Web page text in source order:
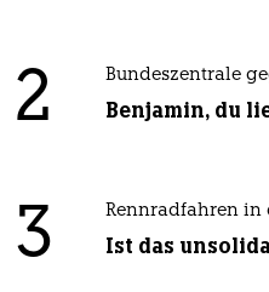
2 Bundeszentrale
Benjamin, du
3 Rennradfahren in
Ist das